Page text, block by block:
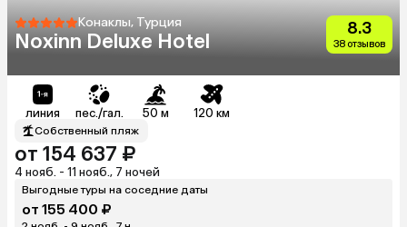
Конаклы, Турция
Noxinn Deluxe Hotel
8.3
38 отзывов
линия пес./гал. 50 м 120 км
Собственный пляж
от 154 637 ₽
4 нояб. - 11 нояб., 7 ночей
Выгодные туры на соседние даты
от 155 400 ₽